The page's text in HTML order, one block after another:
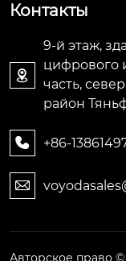
Контакты

9-й этаж,
цифрового
часть,
район
 +86-

Авторское право